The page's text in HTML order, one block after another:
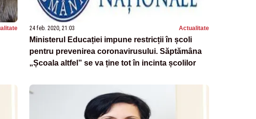
24 feb. 2020, 21:03 Actualitate
Ministerul Educației impune restricții în școli
pentru prevenirea coronavirusului. Săptămâna
„Școala altfel” se va ține tot în incinta școlilor